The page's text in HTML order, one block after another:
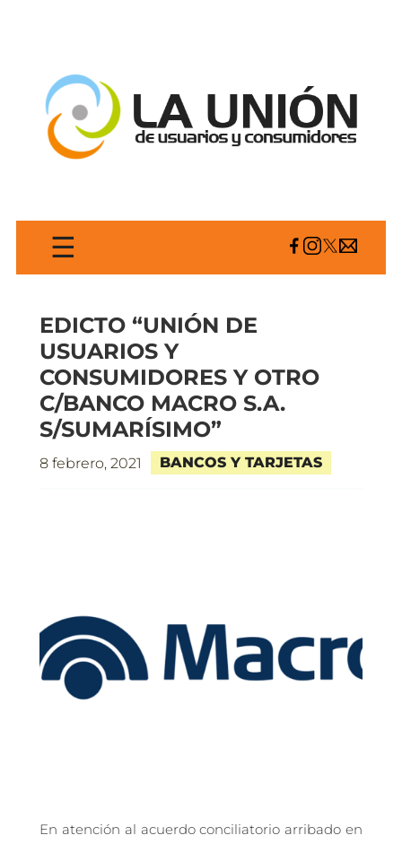
☰
EDICTO “UNIÓN DE
USUARIOS Y
CONSUMIDORES Y OTRO
C/BANCO MACRO S.A.
S/SUMARÍSIMO”
8 febrero, 2021 BANCOS Y TARJETAS
En atención al acuerdo conciliatorio arribado en